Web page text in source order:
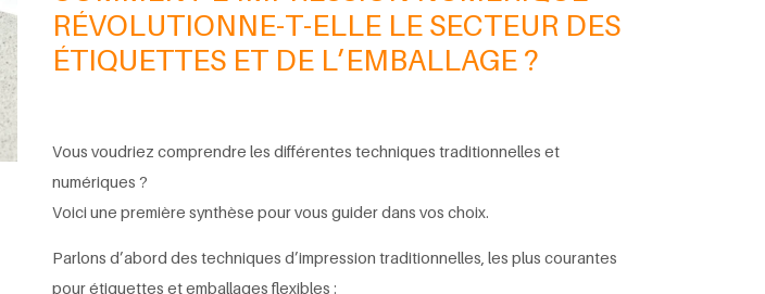
RÉVOLUTIONNE-T-ELLE LE SECTEUR DES
ÉTIQUETTES ET DE L’EMBALLAGE ?
Vous voudriez comprendre les différentes techniques traditionnelles et
numériques ?
Voici une première synthèse pour vous guider dans vos choix.
Parlons d’abord des techniques d’impression traditionnelles, les plus courantes
pour étiquettes et emballages flexibles :